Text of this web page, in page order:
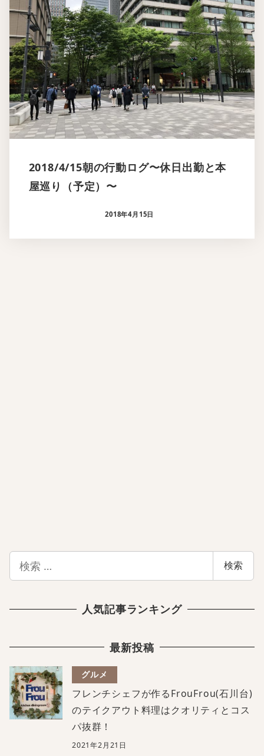
2018/4/15朝の行動ログ〜休日出勤と本
屋巡り（予定）〜
2018年4月15日
索
検索
人気記事ランキング
最新投稿
グルメ
フレンチシェフが作るFrouFrou(石川台)
のテイクアウト料理はクオリティとコス
パ抜群！
2021年2月21日